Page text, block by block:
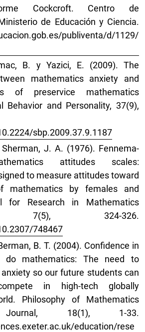
Cockcroft. Centro de
de Educación y Ciencia.
publiventa/d/1129/
B. y Yazici, E. (2009). The
mathematics anxiety and
of preservice mathematics
Behavior and Personality, 37(9),
sbp.2009.37.9.1187
J. A. (1976). Fennema-
attitudes scales:
to measure attitudes toward
mathematics by females and
for Research in Mathematics
7(5), 324-326.
748467
B. T. (2004). Confidence in
mathematics: The need to
so our future students can
in high-tech globally
Philosophy of Mathematics
Journal, 18(1), 1-33.
education/rese